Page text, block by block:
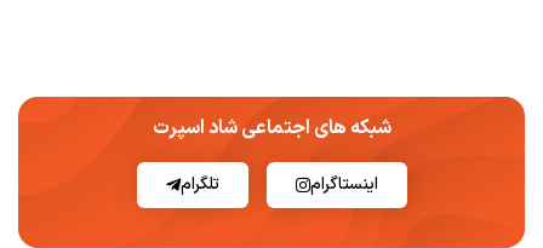
شبکه های اجتماعی شاد اسپرت
اینستاگرام تلگرام